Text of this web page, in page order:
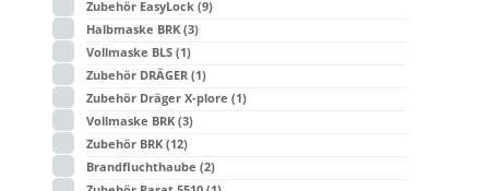
Zubehör EasyLock (9)
Halbmaske BRK (3)
Vollmaske BLS (1)
Zubehör DRÄGER (1)
Zubehör Dräger X-plore (1)
Vollmaske BRK (3)
Zubehör BRK (12)
Brandfluchthaube (2)